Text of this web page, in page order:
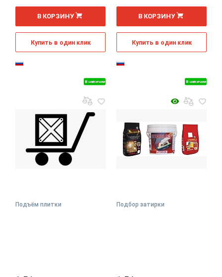
В наличии
В КОРЗИНУ
Купить в один клик
В наличии
В КОРЗИНУ
Купить в один клик
Подъём плитки Подбор затирки